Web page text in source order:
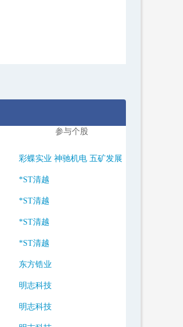
参与个股
彩蝶实业 神驰机电 五矿发展
*ST清越
*ST清越
*ST清越
*ST清越
东方锆业
明志科技
明志科技